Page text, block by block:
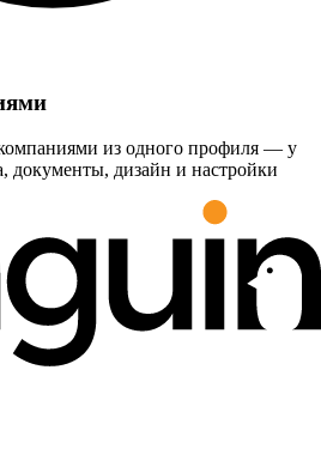
из одного профиля — у
документы, дизайн и настройки